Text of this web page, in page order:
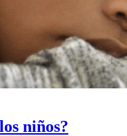
niños?